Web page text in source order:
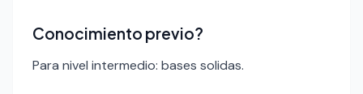
Conocimiento previo?
Para nivel intermedio: bases solidas.